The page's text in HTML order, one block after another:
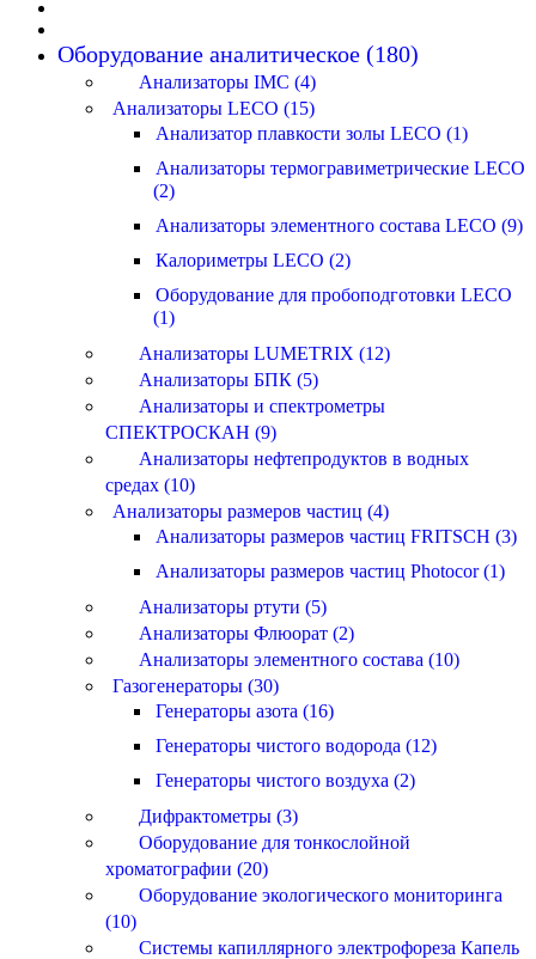
Оборудование аналитическое (180)
Анализаторы IMC (4)
Анализаторы LECO (15)
Анализатор плавкости золы LECO (1)
Анализаторы термогравиметрические LECO
(2)
Анализаторы элементного состава LECO (9)
Калориметры LECO (2)
Оборудование для пробоподготовки LECO
(1)
Анализаторы LUMETRIX (12)
Анализаторы БПК (5)
Анализаторы и спектрометры
СПЕКТРОСКАН (9)
Анализаторы нефтепродуктов в водных
средах (10)
Анализаторы размеров частиц (4)
Анализаторы размеров частиц FRITSCH (3)
Анализаторы размеров частиц Photocor (1)
Анализаторы ртути (5)
Анализаторы Флюорат (2)
Анализаторы элементного состава (10)
Газогенераторы (30)
Генераторы азота (16)
Генераторы чистого водорода (12)
Генераторы чистого воздуха (2)
Дифрактометры (3)
Оборудование для тонкослойной
хроматографии (20)
Оборудование экологического мониторинга
(10)
Системы капиллярного электрофореза Капель